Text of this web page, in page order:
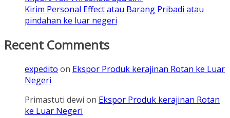
Kirim Personal Effect atau Barang Pribadi atau
pindahan ke luar negeri
Recent Comments
expedito on Ekspor Produk kerajinan Rotan ke Luar
Negeri
Primastuti dewi on Ekspor Produk kerajinan Rotan
ke Luar Negeri